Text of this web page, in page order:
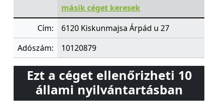
másik céget keresek
Cím:
6120 Kiskunmajsa Árpád u 27
Adószám:
10120879
Ezt a céget ellenőrizheti 10
állami nyilvántartásban